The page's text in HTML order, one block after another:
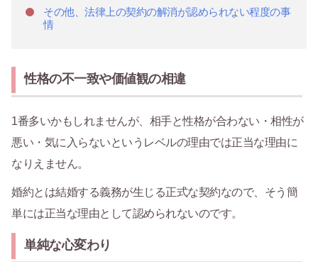
その他、法律上の契約の解消が認められない程度の事
情
性格の不一致や価値観の相違
1番多いかもしれませんが、相手と性格が合わない・相性が
悪い・気に入らないというレベルの理由では正当な理由に
なりえません。
婚約とは結婚する義務が生じる正式な契約なので、そう簡
単には正当な理由として認められないのです。
単純な心変わり